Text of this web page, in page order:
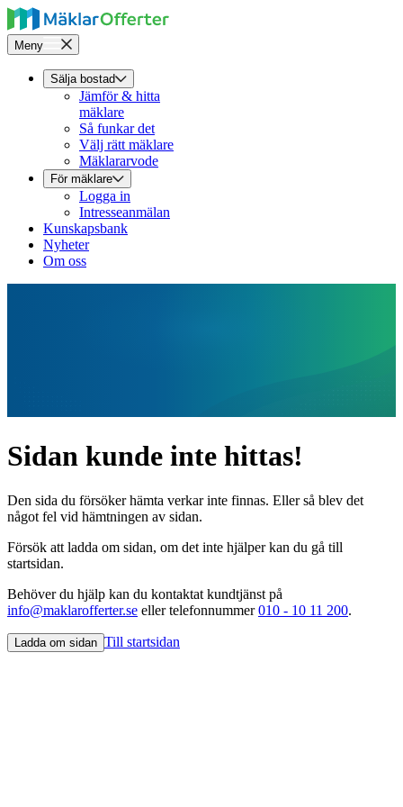
Meny
Sälja bostad
Jämför & hitta
mäklare
Så funkar det
Välj rätt mäklare
Mäklararvode
För mäklare
Logga in
Intresseanmälan
Kunskapsbank
Nyheter
Om oss
Sidan kunde inte hittas!
Den sida du försöker hämta verkar inte finnas. Eller så blev det
något fel vid hämtningen av sidan.
Försök att ladda om sidan, om det inte hjälper kan du gå till
startsidan.
Behöver du hjälp kan du kontaktat kundtjänst på
info@maklarofferter.se eller telefonnummer010 - 10 11 200.
Ladda om sidan Till startsidan